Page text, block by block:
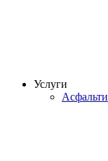
Услуги